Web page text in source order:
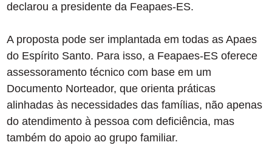
declarou a presidente da Feapaes-ES.
A proposta pode ser implantada em todas as Apaes
do Espírito Santo. Para isso, a Feapaes-ES oferece
assessoramento técnico com base em um
Documento Norteador, que orienta práticas
alinhadas às necessidades das famílias, não apenas
do atendimento à pessoa com deficiência, mas
também do apoio ao grupo familiar.